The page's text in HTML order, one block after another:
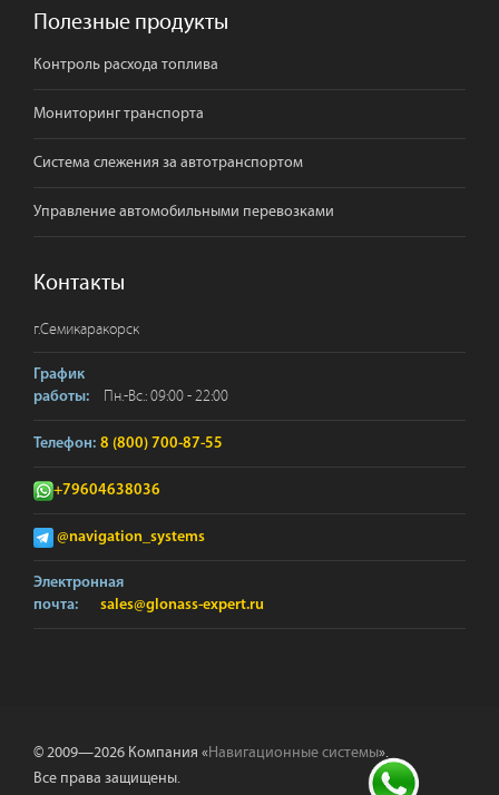
Полезные продукты
Контроль расхода топлива
Мониторинг транспорта
Система слежения за автотранспортом
Управление автомобильными перевозками
Контакты
г.Семикаракорск
График
работы:
Пн.-Вс.: 09:00 - 22:00
Телефон: 8 (800) 700-87-55
+79604638036
@navigation_systems
Электронная
почта:
sales@glonass-expert.ru
© 2009—2026 Компания «Навигационные системы».
Все права защищены.